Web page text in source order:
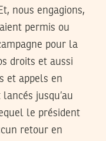
nous engagions,
permis ou
pour la
droits et aussi
et appels en
jusqu’au
le président
retour en